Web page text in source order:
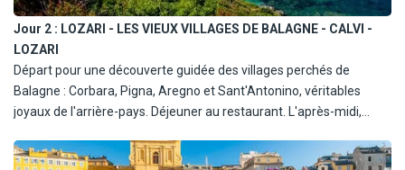
Jour 2 : LOZARI - LES VIEUX VILLAGES DE BALAGNE - CALVI -
LOZARI
Départ pour une découverte guidée des villages perchés de
Balagne : Corbara, Pigna, Aregno et Sant'Antonino, véritables
joyaux de l'arrière-pays. Déjeuner au restaurant. L'après-midi,
son patrimoine. Retour à l'hôtel et dîner.